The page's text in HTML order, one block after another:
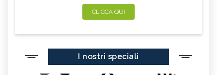
CLICCA QUI
I nostri speciali